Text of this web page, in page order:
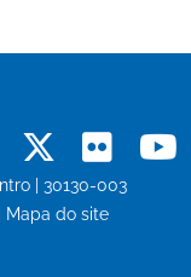
Whatsapp
X Flickr
| 30130-003
Mapa do site